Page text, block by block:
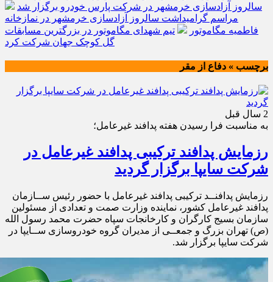
سالروز آزادسازی خرمشهر در شرکت پارس خودرو برگزار شد
مراسم گرامیداشت سالروز آزادسازی خرمشهر در نمازخانه
فاطمیه مگاموتور
تیم شهدای مگاموتور در بزرگترین مسابقات
گل کوچک جهان شرکت کرد
برچسب » دفاع از مقر
2 سال قبل
به مناسبت فرا رسیدن هفته پدافند غیرعامل؛
رزمایش پدافند ترکیبی پدافند غیرعامل در
شرکت سایپا برگزار گردید
رزمایش پدافنــد ترکیبی پدافند غیرعامل با حضور رئیس ســازمان
پدافند غیرعامل کشور، نماینده وزارت صمت و تعدادی از مسئولین
سازمان بسیج کارگران و کارخانجات سپاه حضرت محمد رسول الله
(ص) تهران بزرگ و جمعــی از مدیران گروه خودروسازی ســایپا در
شرکت سایپا برگزار شد.